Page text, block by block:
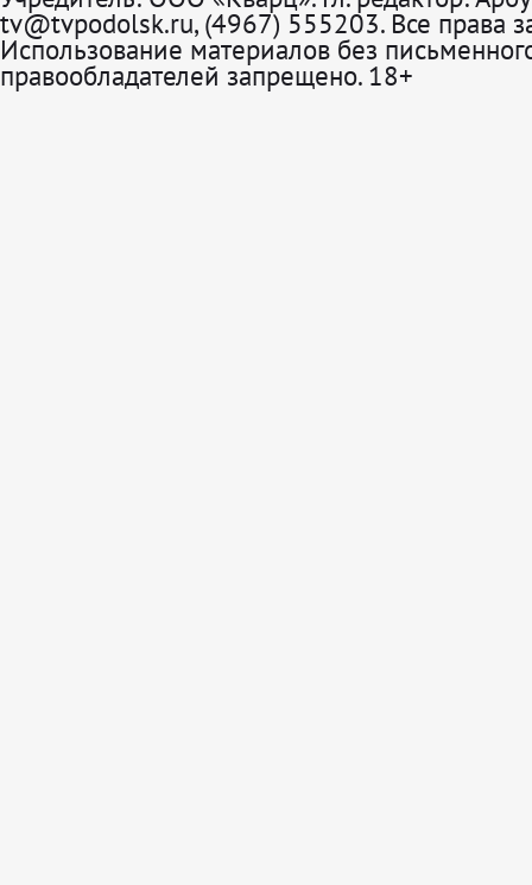
tv@tvpodolsk.ru, (4967) 555203. Все права
Использование материалов без
правообладателей запрещено. 18+